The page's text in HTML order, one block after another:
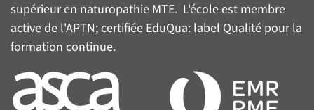
supérieur en naturopathie MTE. L'école est membre
active de l'APTN; certifiée EduQua: label Qualité pour la
formation continue.